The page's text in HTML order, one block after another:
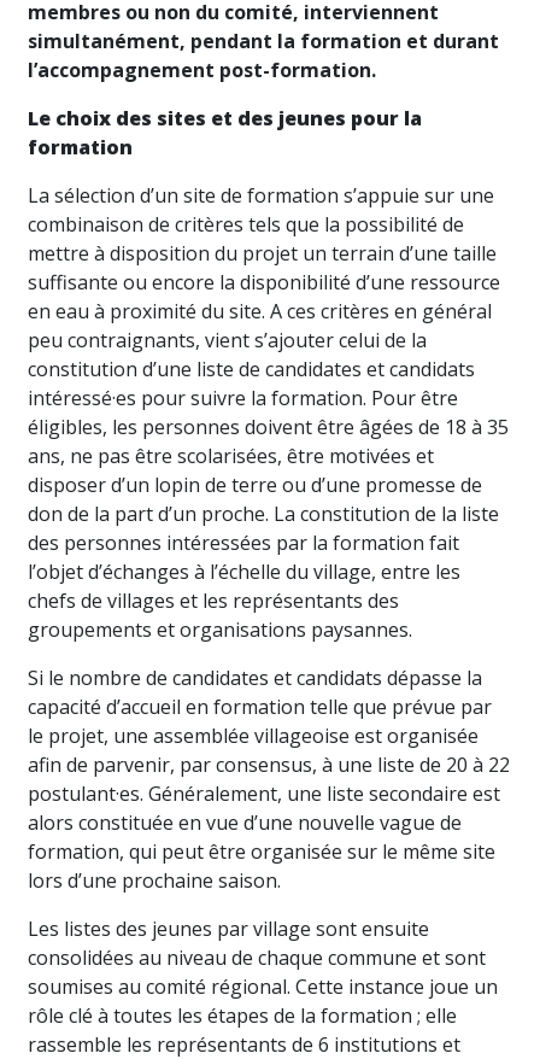
membres ou non du comité, interviennent
simultanément, pendant la formation et durant
l’accompagnement post-formation.
Le choix des sites et des jeunes pour la
formation
La sélection d’un site de formation s’appuie sur une
combinaison de critères tels que la possibilité de
mettre à disposition du projet un terrain d’une taille
suffisante ou encore la disponibilité d’une ressource
en eau à proximité du site. A ces critères en général
peu contraignants, vient s’ajouter celui de la
constitution d’une liste de candidates et candidats
intéressé·es pour suivre la formation. Pour être
éligibles, les personnes doivent être âgées de 18 à 35
ans, ne pas être scolarisées, être motivées et
disposer d’un lopin de terre ou d’une promesse de
don de la part d’un proche. La constitution de la liste
des personnes intéressées par la formation fait
l’objet d’échanges à l’échelle du village, entre les
chefs de villages et les représentants des
groupements et organisations paysannes.
Si le nombre de candidates et candidats dépasse la
capacité d’accueil en formation telle que prévue par
le projet, une assemblée villageoise est organisée
afin de parvenir, par consensus, à une liste de 20 à 22
postulant·es. Généralement, une liste secondaire est
alors constituée en vue d’une nouvelle vague de
formation, qui peut être organisée sur le même site
lors d’une prochaine saison.
Les listes des jeunes par village sont ensuite
consolidées au niveau de chaque commune et sont
soumises au comité régional. Cette instance joue un
rôle clé à toutes les étapes de la formation ; elle
rassemble les représentants de 6 institutions et